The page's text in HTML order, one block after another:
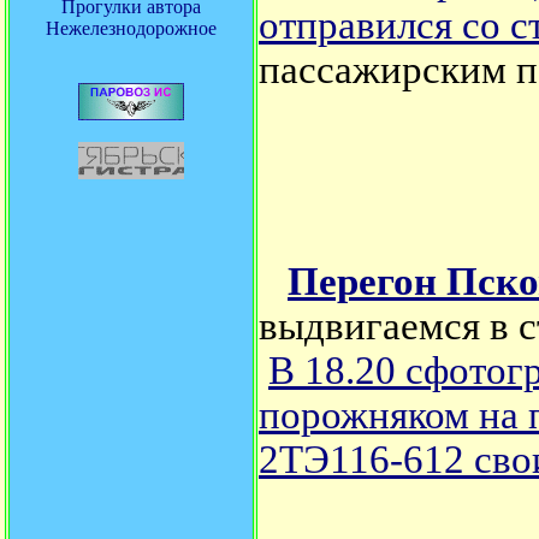
Прогулки автора
Нежелезнодорожное
отправился со
пассажирским
Перегон
выдвигаемся в
В 18.20
порожняком на
2ТЭ116-612